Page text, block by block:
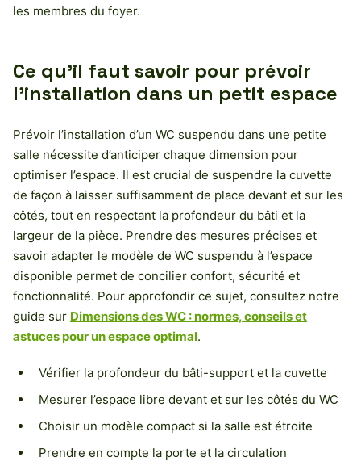
les membres du foyer.
Ce qu’il faut savoir pour prévoir
l’installation dans un petit espace
Prévoir l’installation d’un WC suspendu dans une petite
salle nécessite d’anticiper chaque dimension pour
optimiser l’espace. Il est crucial de suspendre la cuvette
de façon à laisser suffisamment de place devant et sur les
côtés, tout en respectant la profondeur du bâti et la
largeur de la pièce. Prendre des mesures précises et
savoir adapter le modèle de WC suspendu à l’espace
disponible permet de concilier confort, sécurité et
fonctionnalité. Pour approfondir ce sujet, consultez notre
guide sur Dimensions des WC : normes, conseils et
astuces pour un espace optimal.
Vérifier la profondeur du bâti-support et la cuvette
Mesurer l’espace libre devant et sur les côtés du WC
Choisir un modèle compact si la salle est étroite
Prendre en compte la porte et la circulation